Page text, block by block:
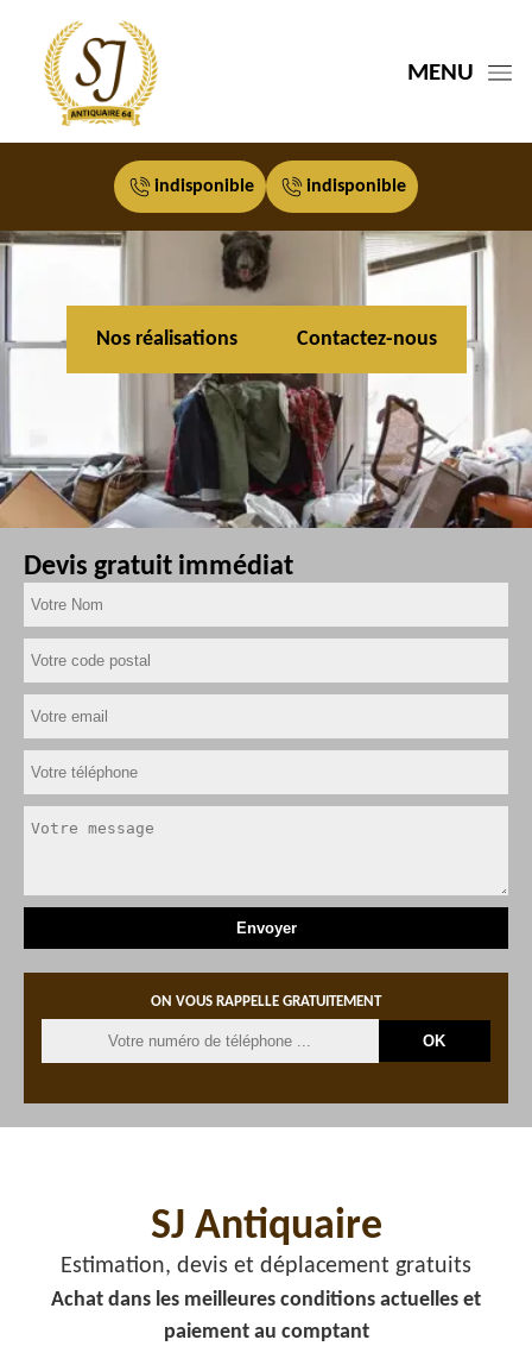
MENU
indisponible indisponible
Nos réalisations Contactez-nous
Devis gratuit immédiat
ON VOUS RAPPELLE GRATUITEMENT
SJ Antiquaire
Estimation, devis et déplacement gratuits
Achat dans les meilleures conditions actuelles et
paiement au comptant